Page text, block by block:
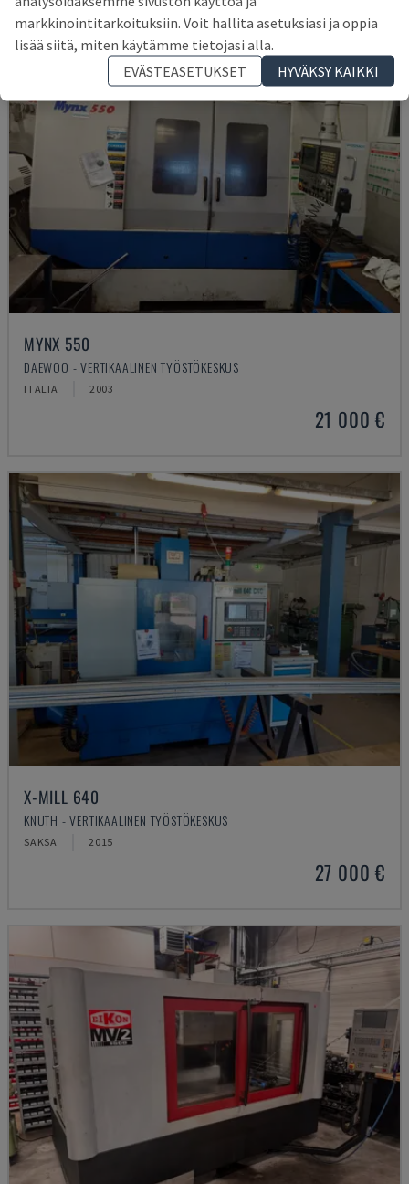
MYNX 550
DAEWOO - VERTIKAALINEN TYÖSTÖKESKUS
ITALIA 2003
21 000 €
X-MILL 640
KNUTH - VERTIKAALINEN TYÖSTÖKESKUS
SAKSA 2015
27 000 €
markkinointitarkoituksiin. Voit hallita asetuksiasi ja oppia
lisää siitä, miten käytämme tietojasi alla.
EVÄSTEASETUKSET
HYVÄKSY KAIKKI